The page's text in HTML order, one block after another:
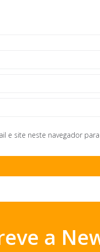
e site neste navegador
a